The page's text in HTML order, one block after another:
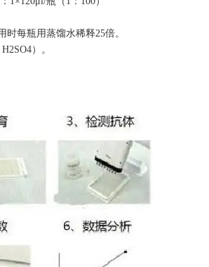
时每瓶用蒸馏水稀释25倍。
）。